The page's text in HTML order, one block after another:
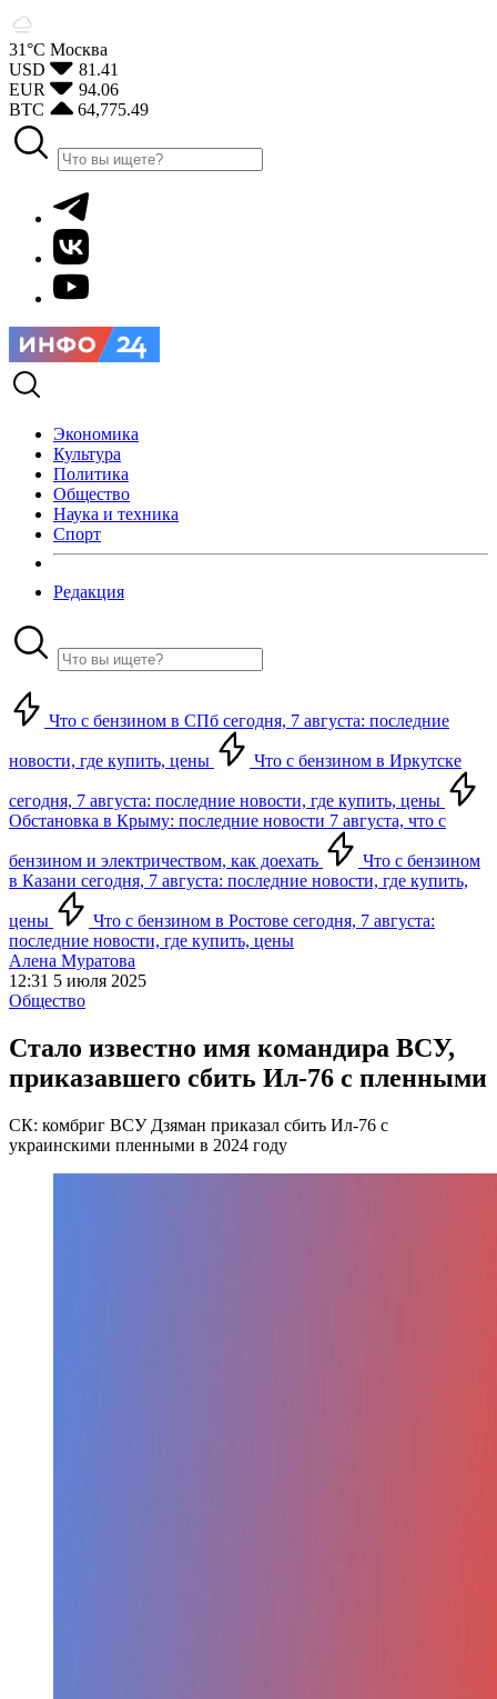
31°С Москва
USD
81.41
EUR
94.06
BTC
64,775.49
Экономика
Культура
Политика
Общество
Наука и техника
Спорт
Редакция
Что с бензином в СПб сегодня, 7 августа: последние
новости, где купить, цены Что с бензином в Иркутске
сегодня, 7 августа: последние новости, где купить, цены
Обстановка в Крыму: последние новости 7 августа, что с
бензином и электричеством, как доехать
Что с бензином
в Казани сегодня, 7 августа: последние новости, где купить,
цены
Что с бензином в Ростове сегодня, 7 августа:
последние новости, где купить, цены
Алена Муратова
12:31 5 июля 2025
Общество
Стало известно имя командира ВСУ,
приказавшего сбить Ил-76 с пленными
СК: комбриг ВСУ Дзяман приказал сбить Ил-76 с
украинскими пленными в 2024 году